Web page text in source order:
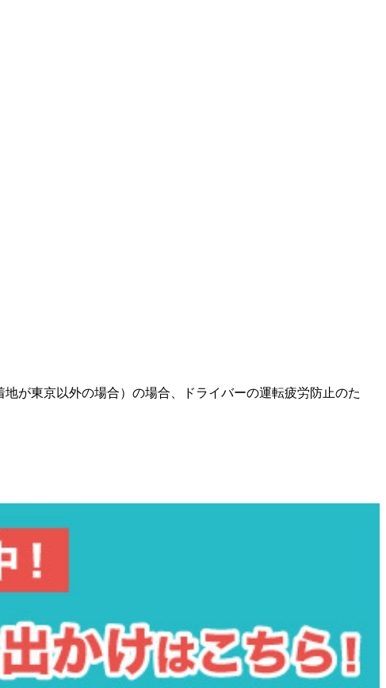
が東京以外の場合）の場合、ドライバーの運転疲労防止のた